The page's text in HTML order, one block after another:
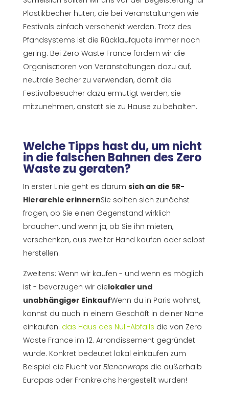
Plastikbecher hüten, die bei Veranstaltungen wie
Festivals einfach verschenkt werden. Trotz des
Pfandsystems ist die Rücklaufquote immer noch
gering. Bei Zero Waste France fordern wir die
Organisatoren von Veranstaltungen dazu auf,
neutrale Becher zu verwenden, damit die
Festivalbesucher dazu ermutigt werden, sie
mitzunehmen, anstatt sie zu Hause zu behalten.
Welche Tipps hast du, um nicht
in die falschen Bahnen des Zero
Waste zu geraten?
In erster Linie geht es darum sich an die 5R-
Hierarchie erinnernSie sollten sich zunächst
fragen, ob Sie einen Gegenstand wirklich
brauchen, und wenn ja, ob Sie ihn mieten,
verschenken, aus zweiter Hand kaufen oder selbst
herstellen.
Zweitens: Wenn wir kaufen - und wenn es möglich
ist - bevorzugen wir dielokaler und
unabhängiger EinkaufWenn du in Paris wohnst,
kannst du auch in einem Geschäft in deiner Nähe
einkaufen. das Haus des Null-Abfalls die von Zero
Waste France im 12. Arrondissement gegründet
wurde. Konkret bedeutet lokal einkaufen zum
Beispiel die Flucht vor Bienenwrapsdie außerhalb
Europas oder Frankreichs hergestellt wurden!